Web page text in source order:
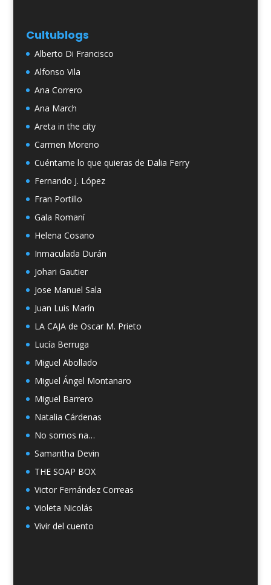
Cultublogs
Alberto Di Francisco
Alfonso Vila
Ana Correro
Ana March
Areta in the city
Carmen Moreno
Cuéntame lo que quieras de Dalia Ferry
Fernando J. López
Fran Portillo
Gala Romaní
Helena Cosano
Inmaculada Durán
Johari Gautier
Jose Manuel Sala
Juan Luis Marín
LA CAJA de Oscar M. Prieto
Lucía Berruga
Miguel Abollado
Miguel Ángel Montanaro
Miguel Barrero
Natalia Cárdenas
No somos na…
Samantha Devin
THE SOAP BOX
Victor Fernández Correas
Violeta Nicolás
Vivir del cuento